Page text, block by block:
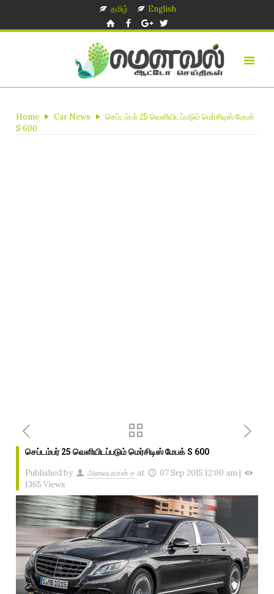
தமிழ் English
Home Car News
செப்டம்பர் 25 வெளியிடப்படும் மெர்சிடிஸ் மேபக்
S 600
செப்டம்பர் 25 வெளியிடப்படும் மெர்சிடிஸ் மேபக் S 600
Published by அலையரசன் ச at 07 Sep 2015 12:00 am |
1365 Views